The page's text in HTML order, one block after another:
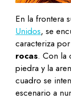
En la frontera
Unidos, se
caracteriza
rocas. Con la
piedra y la
cuadro se
escenario a